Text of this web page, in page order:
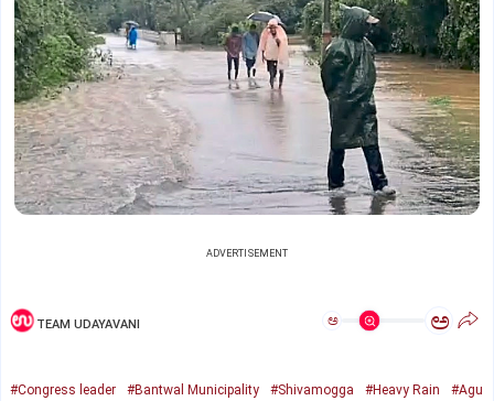
ADVERTISEMENT
TEAM UDAYAVANI ಅ ಅ
#Congress leader #Bantwal Municipality #Shivamogga #Heavy Rain
#Agu